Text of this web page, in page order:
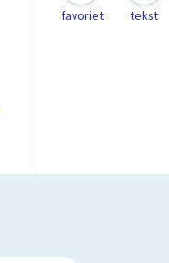
favoriet tekst